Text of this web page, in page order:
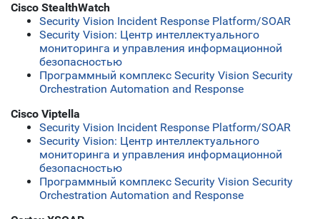
Cisco StealthWatch
Security Vision Incident Response Platform/SOAR
Security Vision: Центр интеллектуального
мониторинга и управления информационной
безопасностью
Программный комплекс Security Vision Security
Orchestration Automation and Response
Cisco Viptella
Security Vision Incident Response Platform/SOAR
Security Vision: Центр интеллектуального
мониторинга и управления информационной
безопасностью
Программный комплекс Security Vision Security
Orchestration Automation and Response